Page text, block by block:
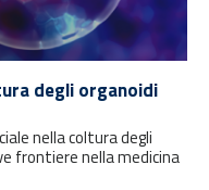
degli organoidi
nella coltura degli
frontiere nella medicina